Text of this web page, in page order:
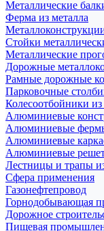
Металлические
Ферма из металла
Стойки
Металлические
Дорожные
Рамные дорожные
Парковочные
Колесоотбойники из
Алюминиевые
Алюминиевые
Алюминиевые
Алюминиевые
Лестницы и трапы
Сфера применения
Газонефтепровод
Горнодобывающая
Дорожное
Пищевая